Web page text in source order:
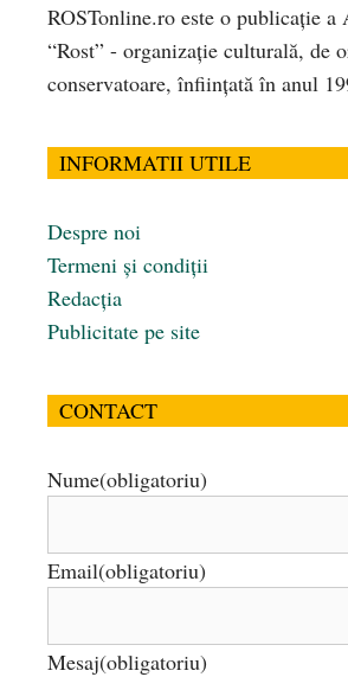
ROSTonline.ro este o publicaţie a
“Rost” - organizaţie culturală, de
conservatoare, înfiinţată în anul
INFORMATII UTILE
Despre noi
Termeni și condiții
Redacția
Publicitate pe site
CONTACT
Nume(obligatoriu)
Email(obligatoriu)
Mesaj(obligatoriu)